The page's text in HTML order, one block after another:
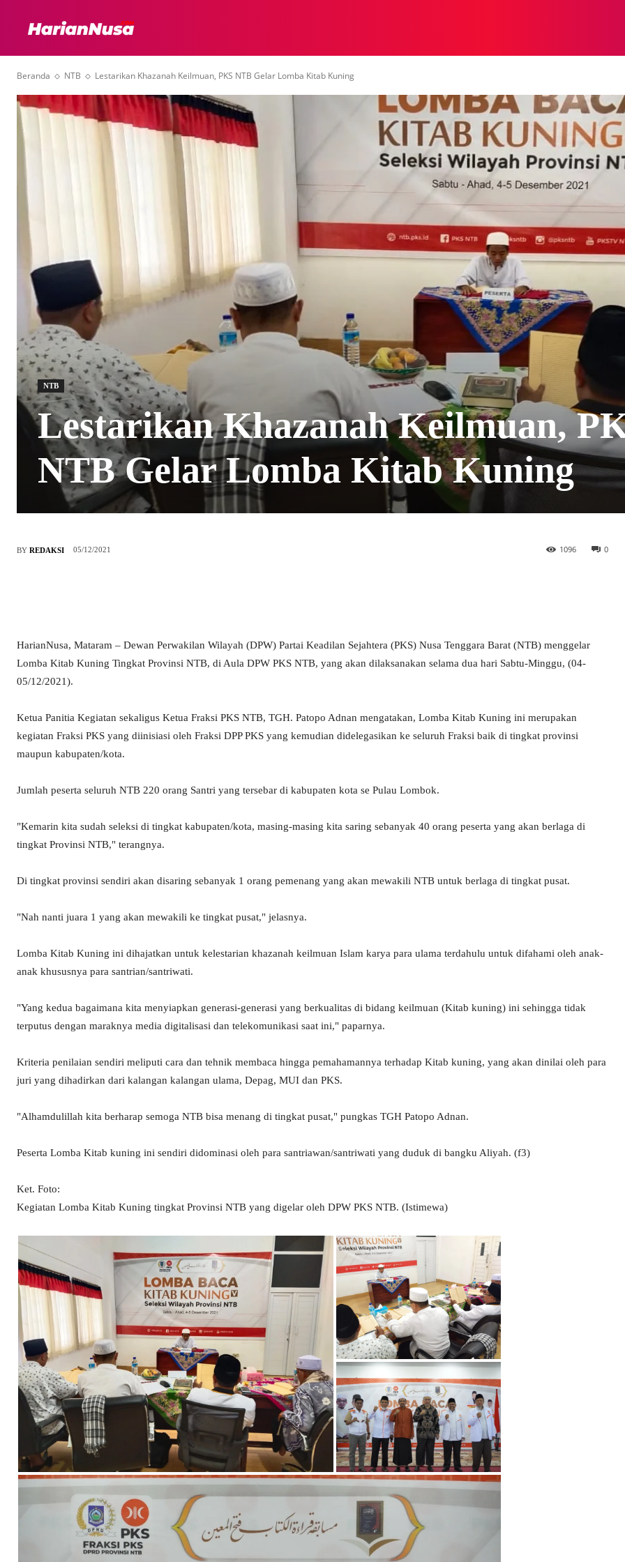
Beranda NTB Lestarikan Khazanah Keilmuan, PKS NTB Gelar Lomba Kitab Kuning
NTB
Lestarikan Khazanah Keilmuan,
NTB Gelar Lomba Kitab Kuning
BY REDAKSI 05/12/2021 0
1096
HarianNusa, Mataram – Dewan Perwakilan Wilayah (DPW) Partai Keadilan Sejahtera (PKS) Nusa Tenggara Barat (NTB) menggelar
Lomba Kitab Kuning Tingkat Provinsi NTB, di Aula DPW PKS NTB, yang akan dilaksanakan selama dua hari Sabtu-Minggu, (04-
05/12/2021).
Ketua Panitia Kegiatan sekaligus Ketua Fraksi PKS NTB, TGH. Patopo Adnan mengatakan, Lomba Kitab Kuning ini merupakan
kegiatan Fraksi PKS yang diinisiasi oleh Fraksi DPP PKS yang kemudian didelegasikan ke seluruh Fraksi baik di tingkat provinsi
maupun kabupaten/kota.
Jumlah peserta seluruh NTB 220 orang Santri yang tersebar di kabupaten kota se Pulau Lombok.
"Kemarin kita sudah seleksi di tingkat kabupaten/kota, masing-masing kita saring sebanyak 40 orang peserta yang akan berlaga di
tingkat Provinsi NTB," terangnya.
Di tingkat provinsi sendiri akan disaring sebanyak 1 orang pemenang yang akan mewakili NTB untuk berlaga di tingkat pusat.
"Nah nanti juara 1 yang akan mewakili ke tingkat pusat," jelasnya.
Lomba Kitab Kuning ini dihajatkan untuk kelestarian khazanah keilmuan Islam karya para ulama terdahulu untuk difahami oleh anak-
anak khususnya para santrian/santriwati.
"Yang kedua bagaimana kita menyiapkan generasi-generasi yang berkualitas di bidang keilmuan (Kitab kuning) ini sehingga tidak
terputus dengan maraknya media digitalisasi dan telekomunikasi saat ini," paparnya.
Kriteria penilaian sendiri meliputi cara dan tehnik membaca hingga pemahamannya terhadap Kitab kuning, yang akan dinilai oleh para
juri yang dihadirkan dari kalangan kalangan ulama, Depag, MUI dan PKS.
"Alhamdulillah kita berharap semoga NTB bisa menang di tingkat pusat," pungkas TGH Patopo Adnan.
Peserta Lomba Kitab kuning ini sendiri didominasi oleh para santriawan/santriwati yang duduk di bangku Aliyah. (f3)
Ket. Foto:
Kegiatan Lomba Kitab Kuning tingkat Provinsi NTB yang digelar oleh DPW PKS NTB. (Istimewa)